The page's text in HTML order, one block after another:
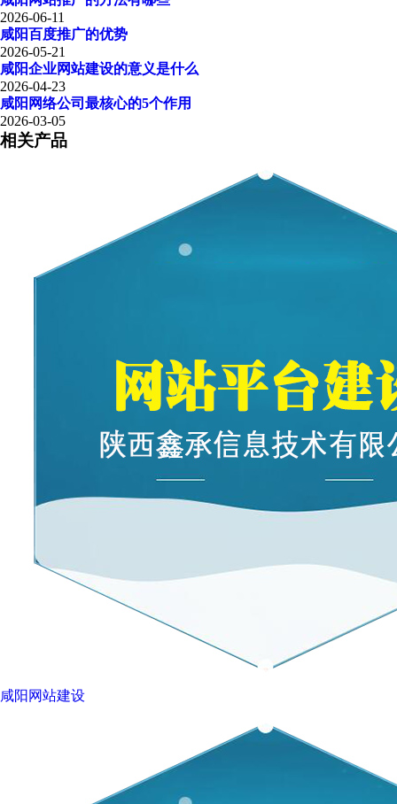
2026-06-11
咸阳百度推广的优势
2026-05-21
咸阳企业网站建设的意义是什么
2026-04-23
咸阳网络公司最核心的5个作用
2026-03-05
相关产品
咸阳网站建设